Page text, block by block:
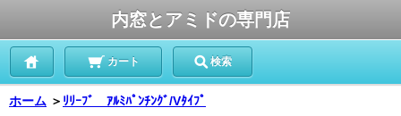
内窓とアミドの専門店
カート 検索
ホーム ＞ ﾘﾘｰﾌﾞ ｱﾙﾐﾊﾟﾝﾁﾝｸﾞ/Vﾀｲﾌﾟ